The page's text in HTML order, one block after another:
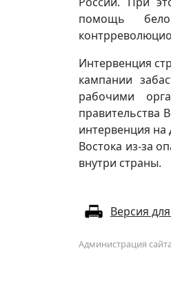
помощь
Интервенция
кампании
рабочими
правительства
интервенция на
Востока из-за
внутри страны.
Версия
Администрация